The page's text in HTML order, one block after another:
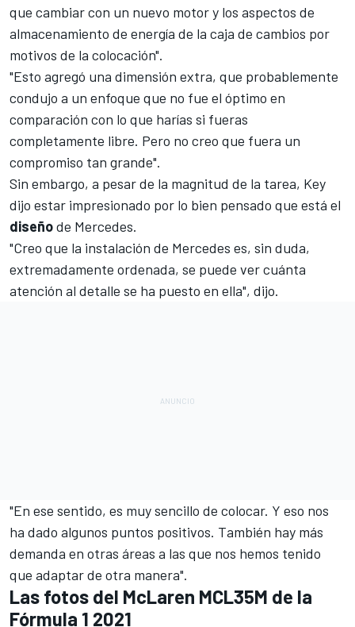
que cambiar con un nuevo motor y los aspectos de
almacenamiento de energía de la caja de cambios por
motivos de la colocación".
"Esto agregó una dimensión extra, que probablemente
condujo a un enfoque que no fue el óptimo en
comparación con lo que harías si fueras
completamente libre. Pero no creo que fuera un
compromiso tan grande".
Sin embargo, a pesar de la magnitud de la tarea, Key
dijo estar impresionado por lo bien pensado que está el
diseñode Mercedes.
"Creo que la instalación de Mercedes es, sin duda,
extremadamente ordenada, se puede ver cuánta
atención al detalle se ha puesto en ella", dijo.
"En ese sentido, es muy sencillo de colocar. Y eso nos
ha dado algunos puntos positivos. También hay más
demanda en otras áreas a las que nos hemos tenido
que adaptar de otra manera".
Las fotos del McLaren MCL35M de la
Fórmula 1 2021